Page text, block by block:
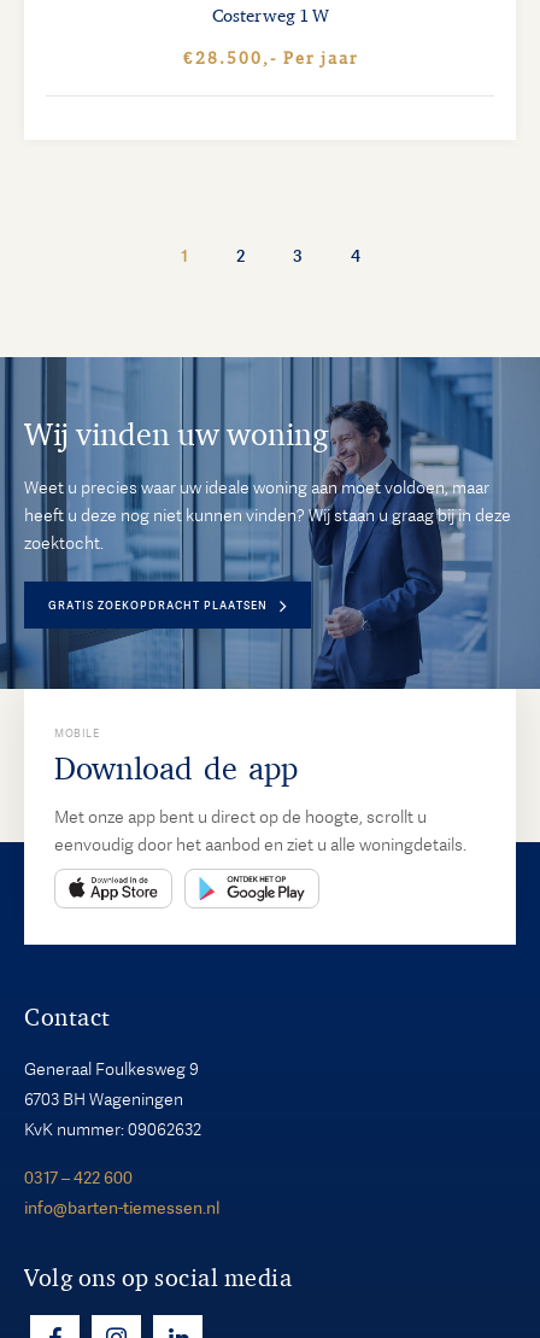
Costerweg1 W
€28.500,- Per jaar
1 2 3 4
Wij vinden uw woning
Weet u precies waar uw ideale woning aan moet voldoen, maar
heeft u deze nog niet kunnen vinden? Wij staan u graag bij in deze
zoektocht.
GRATIS ZOEKOPDRACHT PLAATSEN
MOBILE
Download de app
Met onze app bent u direct op de hoogte, scrollt u
eenvoudig door het aanbod en ziet u alle woningdetails.
Contact
Generaal Foulkesweg 9
6703 BH Wageningen
KvK nummer: 09062632
0317 – 422 600
info@barten-tiemessen.nl
Volg ons op social media